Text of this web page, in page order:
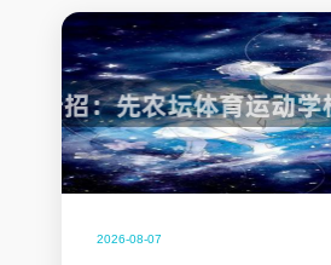
2026-08-07